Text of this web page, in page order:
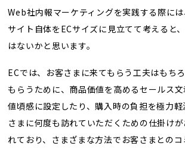
Web社内報マーケティングを実践する際には
サイト自体をECサイズに見立てて考えると
はないかと思います。
ECでは、お客さまに来てもらう工夫はもち
もらうために、商品価値を高めるセールス
値頃感に設定したり、購入時の負担を極力
さまに何度も訪れていただくための仕掛け
れており、さまざまな方法でお客さまとの